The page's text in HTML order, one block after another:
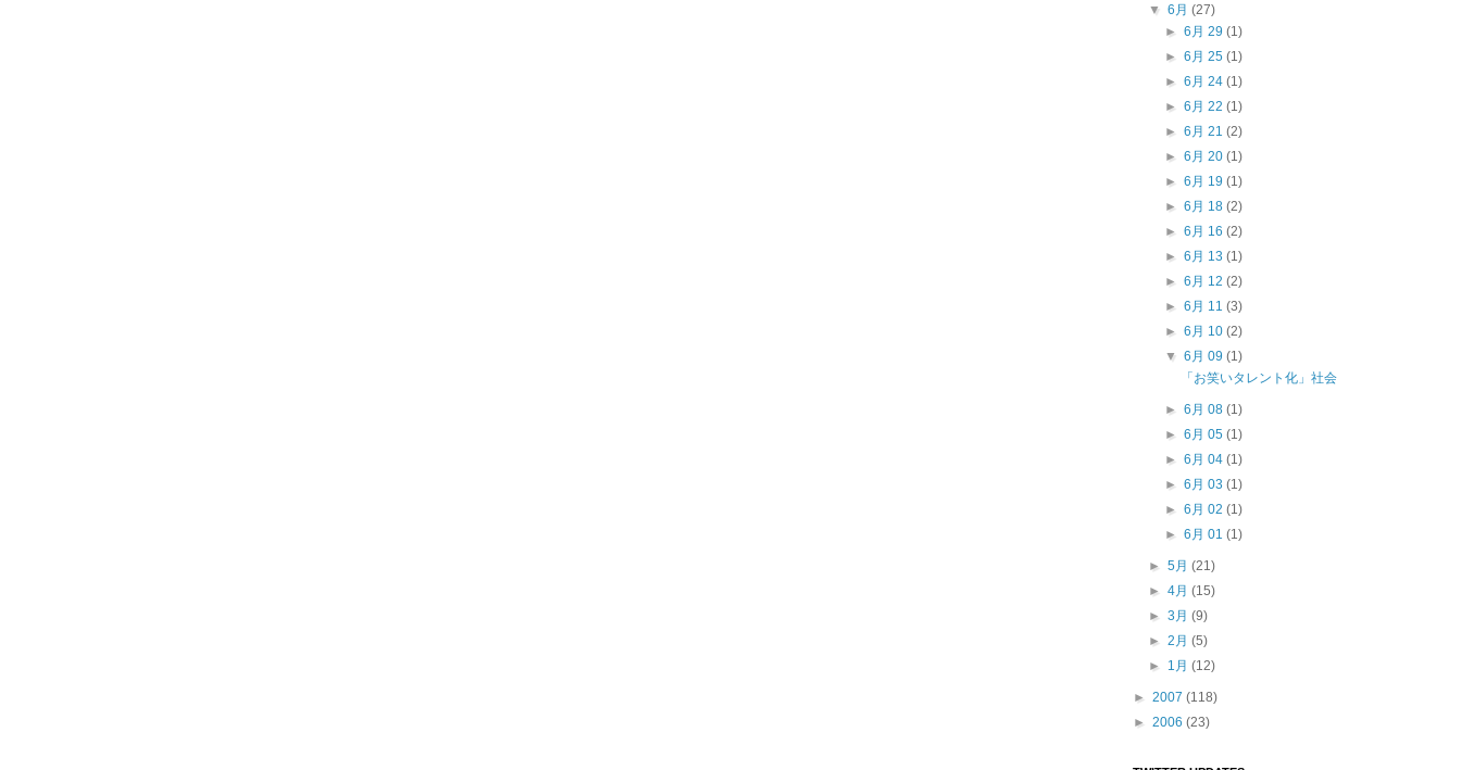
▼6月(27)
► 6月 29 (1)
► 6月 25 (1)
► 6月 24 (1)
► 6月 22 (1)
► 6月 21 (2)
► 6月 20 (1)
► 6月 19 (1)
► 6月 18 (2)
► 6月 16 (2)
► 6月 13 (1)
► 6月 12 (2)
► 6月 11 (3)
► 6月 10 (2)
▼ 6月 09 (1)
「お笑いタレント化」社会
► 6月 08 (1)
► 6月 05 (1)
► 6月 04 (1)
► 6月 03 (1)
► 6月 02 (1)
► 6月 01 (1)
►5月(21)
►4月(15)
►3月(9)
►2月(5)
► 1月(12)
► 2007 (118)
► 2006 (23)